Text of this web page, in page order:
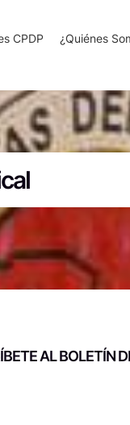
CPDP ¿Quiénes
AL BOLETÍN